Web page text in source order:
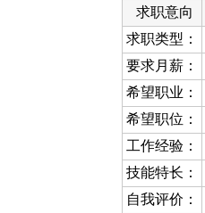
求职意向
求职类型：
要求月薪：
希望职业：
希望职位：
工作经验：
技能特长：
自我评价：